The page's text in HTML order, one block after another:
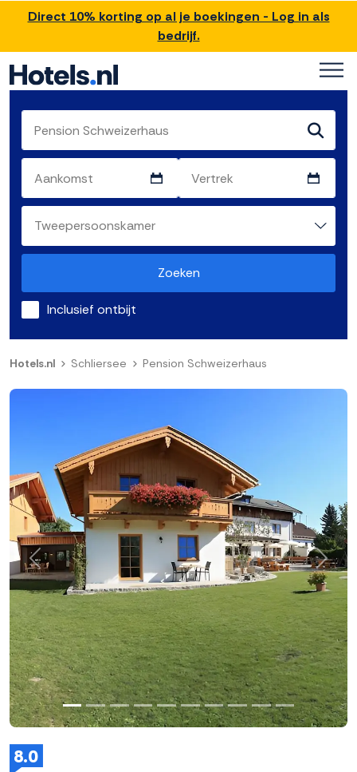
Direct 10% korting op al je boekingen - Log in als
bedrijf.
Zoeken
Inclusief ontbijt
Hotels.nl Schliersee Pension Schweizerhaus
8.0